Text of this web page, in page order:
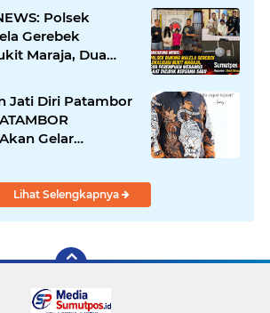
Polsek
Gerebek
Maraja, Dua
Saat
Sabu
Jati Diri Patambor
Gelar
Di Jakarta.
Lihat Selengkapnya